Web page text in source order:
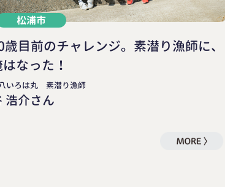
松浦市
歳目前のチャレンジ。素潜り漁師に、
なった！
いろは丸 素潜り漁師
浩介さん